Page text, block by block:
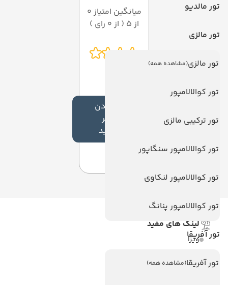
تور مالدیو
تور مالزی
تور مالزی(مشاهده همه)
تور کوالالامپور
تور ترکیبی مالزی
تور کوالالامپور سنگاپور
تور کوالالامپور لنکاوی
تور کوالالامپور پنانگ
تور آفریقا
تور آفریقا(مشاهده همه)
میانگین امتیاز 0
از 5 ( از 0 رای )
افزودن
نظر
جدید
لینک های مفید
ویزا
ویزا کانادا